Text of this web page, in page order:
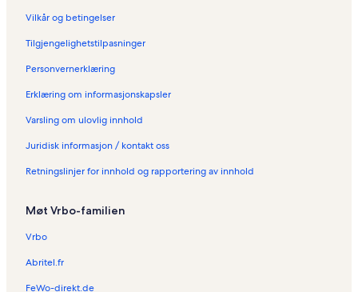
Vilkår og betingelser
Tilgjengelighetstilpasninger
Personvernerklæring
Erklæring om informasjonskapsler
Varsling om ulovlig innhold
Juridisk informasjon / kontakt oss
Retningslinjer for innhold og rapportering av innhold
Møt Vrbo-familien
Vrbo
Abritel.fr
FeWo-direkt.de